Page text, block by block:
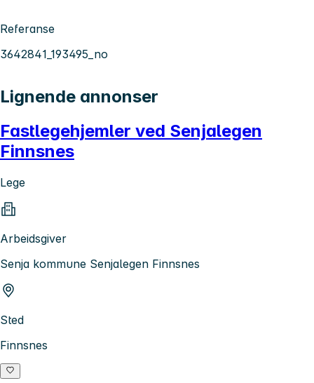
Referanse
3642841_193495_no
Lignende annonser
Fastlegehjemler ved Senjalegen
Finnsnes
Lege
Arbeidsgiver
Senja kommune Senjalegen Finnsnes
Sted
Finnsnes